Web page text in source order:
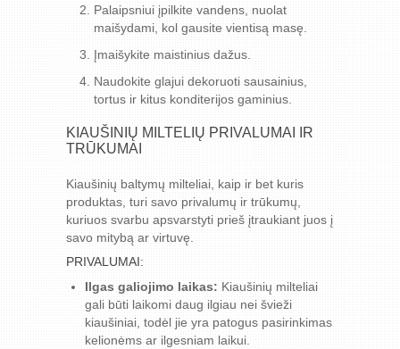
Palaipsniui įpilkite vandens, nuolat
maišydami, kol gausite vientisą masę.
Įmaišykite maistinius dažus.
Naudokite glajui dekoruoti sausainius,
tortus ir kitus konditerijos gaminius.
KIAUŠINIŲ MILTELIŲ PRIVALUMAI IR
TRŪKUMAI
Kiaušinių baltymų milteliai, kaip ir bet kuris
produktas, turi savo privalumų ir trūkumų,
kuriuos svarbu apsvarstyti prieš įtraukiant juos į
savo mitybą ar virtuvę.
PRIVALUMAI:
Ilgas galiojimo laikas: Kiaušinių milteliai
gali būti laikomi daug ilgiau nei švieži
kiaušiniai, todėl jie yra patogus pasirinkimas
kelionėms ar ilgesniam laikui.